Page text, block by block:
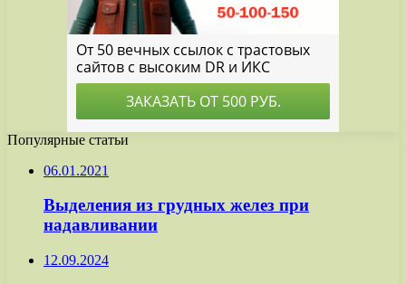
Популярные статьи
06.01.2021
Выделения из грудных желез при
надавливании
12.09.2024